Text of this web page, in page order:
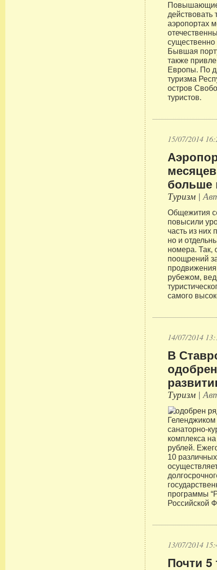
Повышающие
действовать
аэропортах
Бывшая
также
Европы. По
туризма
остров
туристов.
15/07/2014
больше
Туризм |
Общежития
повысили
часть из них
но и
номера. Так,
поощрений
рубежом,
самого
14/07/2014
В
Туризм |
санаторно-
комплекса
рублей.
10
программы
Российской
13/07/2014
Почти